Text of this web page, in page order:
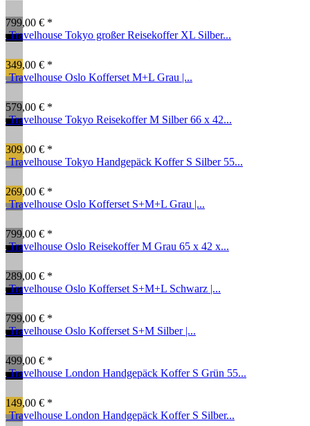
799,00 € *
Travelhouse Tokyo großer Reisekoffer XL Silber...
349,00 € *
Travelhouse Oslo Kofferset M+L Grau |...
579,00 € *
Travelhouse Tokyo Reisekoffer M Silber 66 x 42...
309,00 € *
Travelhouse Tokyo Handgepäck Koffer S Silber 55...
269,00 € *
Travelhouse Oslo Kofferset S+M+L Grau |...
799,00 € *
Travelhouse Oslo Reisekoffer M Grau 65 x 42 x...
289,00 € *
Travelhouse Oslo Kofferset S+M+L Schwarz |...
799,00 € *
Travelhouse Oslo Kofferset S+M Silber |...
499,00 € *
Travelhouse London Handgepäck Koffer S Grün 55...
149,00 € *
Travelhouse London Handgepäck Koffer S Silber...